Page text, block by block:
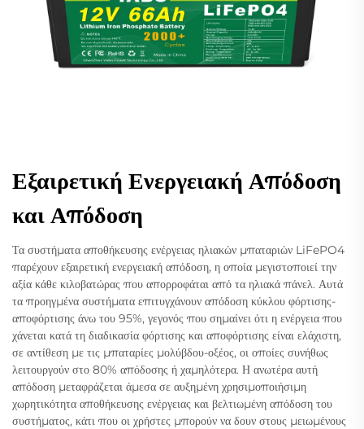
Εξαιρετική Ενεργειακή Απόδοση
και Απόδοση
Τα συστήματα αποθήκευσης ενέργειας ηλιακών μπαταριών LiFePO4
παρέχουν εξαιρετική ενεργειακή απόδοση, η οποία μεγιστοποιεί την
αξία κάθε κιλοβατώρας που απορροφάται από τα ηλιακά πάνελ. Αυτά
τα προηγμένα συστήματα επιτυγχάνουν απόδοση κύκλου φόρτισης-
αποφόρτισης άνω του 95%, γεγονός που σημαίνει ότι η ενέργεια που
χάνεται κατά τη διαδικασία φόρτισης και αποφόρτισης είναι ελάχιστη,
σε αντίθεση με τις μπαταρίες μολύβδου-οξέος, οι οποίες συνήθως
λειτουργούν στο 80% απόδοσης ή χαμηλότερα. Η ανωτέρα αυτή
απόδοση μεταφράζεται άμεσα σε αυξημένη χρησιμοποιήσιμη
χωρητικότητα αποθήκευσης ενέργειας και βελτιωμένη απόδοση του
συστήματος, κάτι που οι χρήστες μπορούν να δουν στους μειωμένους